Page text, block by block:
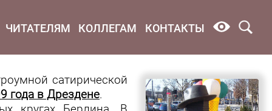
ЧИТАТЕЛЯМ КОЛЛЕГАМ КОНТАКТЫ
сатирической
года в Дрездене.